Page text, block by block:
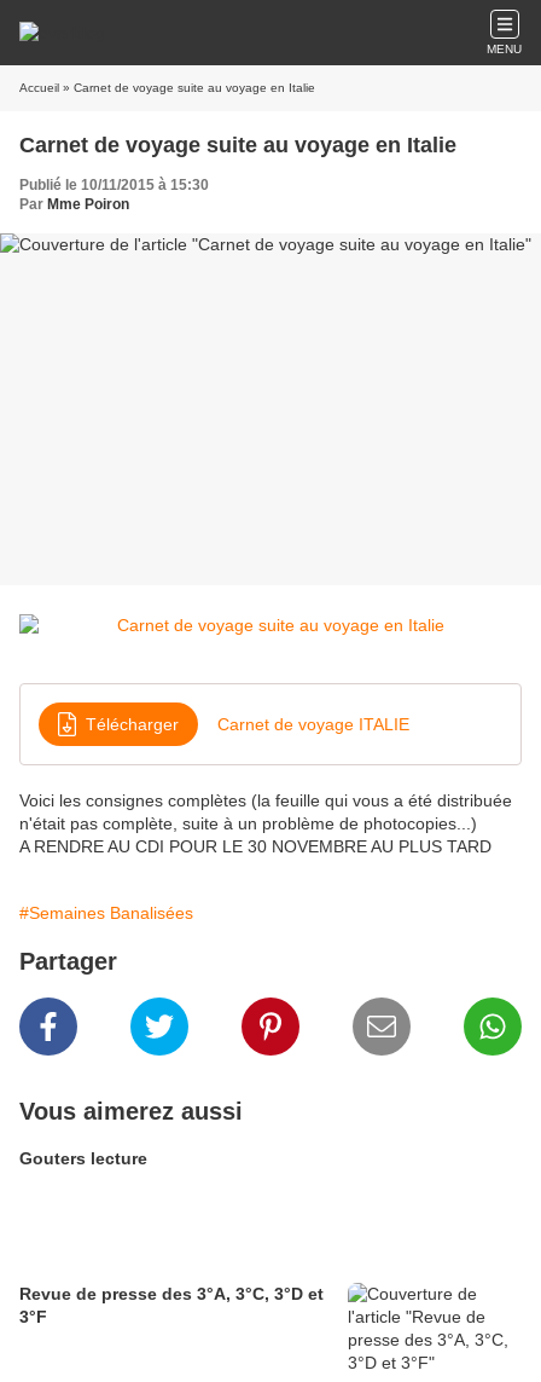
MENU
Accueil » Carnet de voyage suite au voyage en Italie
Carnet de voyage suite au voyage en Italie
Publié le 10/11/2015 à 15:30
Par Mme Poiron
Télécharger Carnet de voyage ITALIE
Voici les consignes complètes (la feuille qui vous a été distribuée
n'était pas complète, suite à un problème de photocopies...)
A RENDRE AU CDI POUR LE 30 NOVEMBRE AU PLUS TARD
#Semaines Banalisées
Partager
Vous aimerez aussi
Gouters lecture
Revue de presse des 3°A, 3°C, 3°D et
3°F